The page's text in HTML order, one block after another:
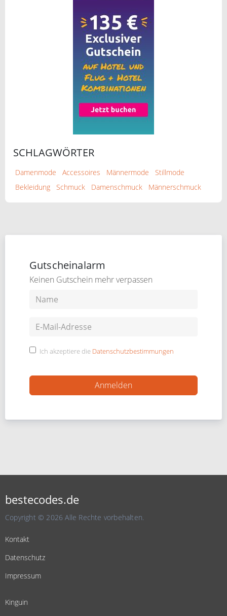
SCHLAGWÖRTER
Damenmode Accessoires Männermode
Stillmode
Bekleidung
Schmuck Damenschmuck Männerschmuck
Gutscheinalarm
Keinen Gutschein mehr verpassen
Ich akzeptiere die Datenschutzbestimmungen
bestecodes.de
Copyright © 2026 Alle Rechte vorbehalten.
Kontakt
Datenschutz
Impressum
Kinguin